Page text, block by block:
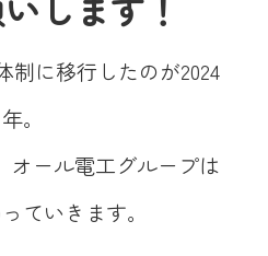
制に移行したのが2024
年。
オール電工グループは
ていきます。